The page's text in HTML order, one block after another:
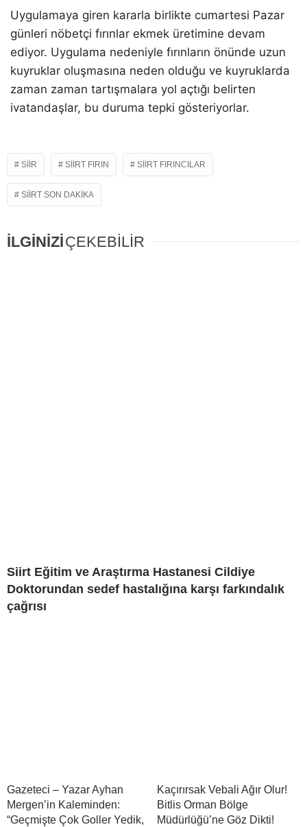
Youtube
Uygulamaya giren kararla birlikte cumartesi Pazar
günleri nöbetçi fırınlar ekmek üretimine devam
ediyor. Uygulama nedeniyle fırınların önünde uzun
kuyruklar oluşmasına neden olduğu ve kuyruklarda
zaman zaman tartışmalara yol açtığı belirten
ivatandaşlar, bu duruma tepki gösteriyorlar.
SIIR SIIRT FIRIN SIIRT FIRINCILAR
SIIRT SON DAKIKA
İLGİNİZİÇEKEBİLİR
Siirt Eğitim ve Araştırma Hastanesi Cildiye
Doktorundan sedef hastalığına karşı farkındalık
çağrısı
Gazeteci – Yazar Ayhan
Mergen’in Kaleminden:
“Geçmişte Çok Goller Yedik,
Kaçırırsak Vebali Ağır Olur!
Bitlis Orman Bölge
Müdürlüğü’ne Göz Dikti!